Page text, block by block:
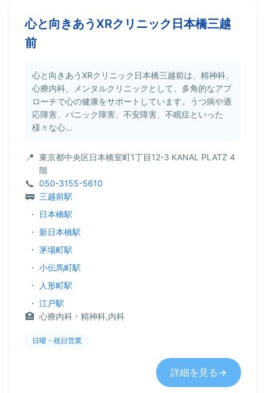
心と向きあうXRクリニック日本橋三越
前
心と向きあうXRクリニック日本橋三越前は、精神科、
心療内科、メンタルクリニックとして、多角的なアプ
ローチで心の健康をサポートしています。うつ病や適
応障害、パニック障害、不安障害、不眠症といった
様々な心...
東京都中央区日本橋室町1丁目12-3 KANAL PLATZ 4
階
050-3155-5610
三越前駅
・
日本橋駅
・ 新日本橋駅
・ 茅場町駅
・ 小伝馬町駅
・
人形町駅
・ 江戸駅
心療内科・精神科,内科
日曜・祝日営業
詳細を見る